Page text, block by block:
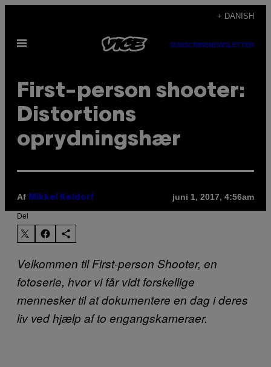
indhold
+ DANISH
Åbn
SUBSCRIBENEWSLETTER
First-person shooter:
Distortions
oprydningshær
Af Mikkel Keldorf juni 1, 2017, 4:56am
Del
Velkommen til First-person Shooter, en
fotoserie, hvor vi får vidt forskellige
mennesker til at dokumentere en dag i deres
liv ved hjælp af to engangskameraer.